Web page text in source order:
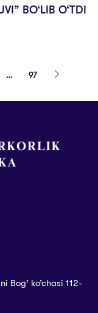
BO‘LIB O‘TDI
… 97
Bog’ ko’chasi 112-